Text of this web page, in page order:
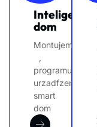
dom
Montujemy
,
programujemy
urzadfzenia
smart
dom